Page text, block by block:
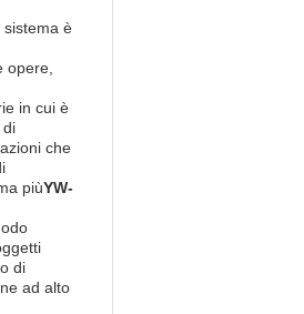
sistema è
opere,
in cui è
di
che
piùYW-
di
ad alto